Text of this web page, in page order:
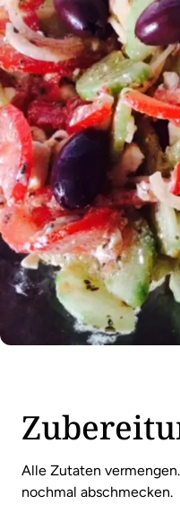
Alle Zutaten
nochmal abschmecken.